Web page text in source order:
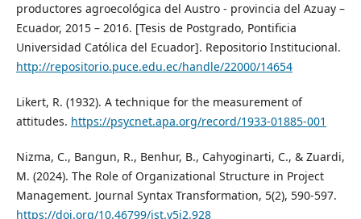
productores agroecológica del Austro - provincia del Azuay –
Ecuador, 2015 – 2016. [Tesis de Postgrado, Pontificia
Universidad Católica del Ecuador]. Repositorio Institucional.
http://repositorio.puce.edu.ec/handle/22000/14654
Likert, R. (1932). A technique for the measurement of
attitudes. https://psycnet.apa.org/record/1933-01885-001
Nizma, C., Bangun, R., Benhur, B., Cahyoginarti, C., & Zuardi,
M. (2024). The Role of Organizational Structure in Project
Management. Journal Syntax Transformation, 5(2), 590-597.
https://doi.org/10.46799/jst.v5i2.928